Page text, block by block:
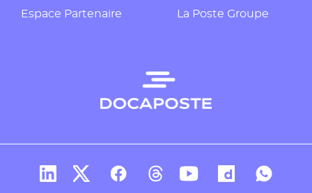
Espace Partenaire La Poste Groupe
Compte Linkedin de Docaposte
Compte X de Docaposte
Compte Facebook de Docaposte
Compte Threads de
Compte Youtube de
CompteCompte